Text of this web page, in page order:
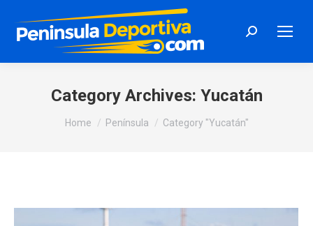
Search:
Category Archives: Yucatán
You are here:
Home Península Category "Yucatán"